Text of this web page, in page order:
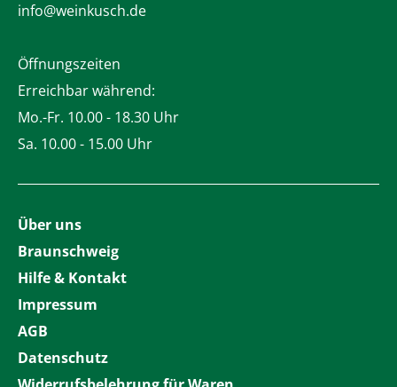
info@weinkusch.de
Öffnungszeiten
Erreichbar während:
Mo.-Fr. 10.00 - 18.30 Uhr
Sa. 10.00 - 15.00 Uhr
Über uns
Braunschweig
Hilfe & Kontakt
Impressum
AGB
Datenschutz